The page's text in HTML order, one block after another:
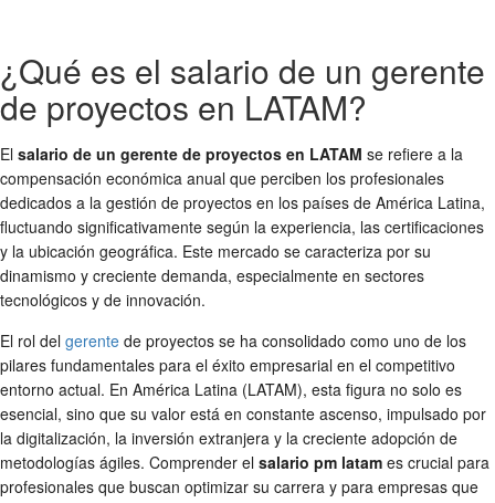
¿Qué es el salario de un gerente
de proyectos en LATAM?
El salario de un gerente de proyectos en LATAM se refiere a la
compensación económica anual que perciben los profesionales
dedicados a la gestión de proyectos en los países de América Latina,
fluctuando significativamente según la experiencia, las certificaciones
y la ubicación geográfica. Este mercado se caracteriza por su
dinamismo y creciente demanda, especialmente en sectores
tecnológicos y de innovación.
El rol del gerente de proyectos se ha consolidado como uno de los
pilares fundamentales para el éxito empresarial en el competitivo
entorno actual. En América Latina (LATAM), esta figura no solo es
esencial, sino que su valor está en constante ascenso, impulsado por
la digitalización, la inversión extranjera y la creciente adopción de
metodologías ágiles. Comprender el salario pm latam es crucial para
profesionales que buscan optimizar su carrera y para empresas que